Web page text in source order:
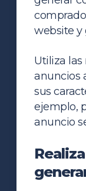
website y
Utiliza las
anuncios
sus
ejemplo,
anuncio